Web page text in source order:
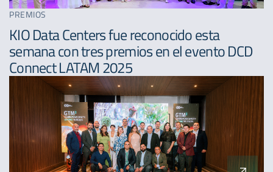
PREMIOS
KIO Data Centers fue reconocido esta
semana con tres premios en el evento DCD
Connect LATAM 2025